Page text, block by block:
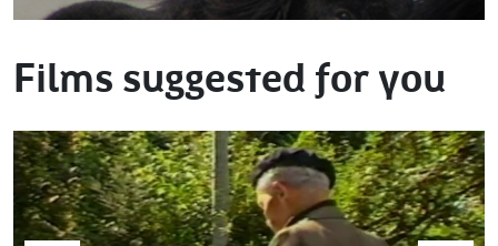
Films suggested for you